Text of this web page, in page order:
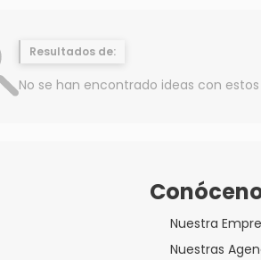
Resultados de:
No se han encontrado ideas con
Nuestra
Nuestras